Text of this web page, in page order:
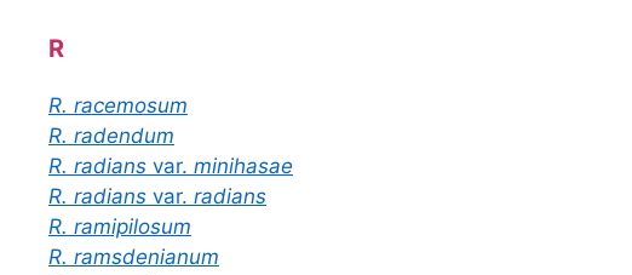
R
R. racemosum
R. radendum
R. radians var. minihasae
R. radians var. radians
R. ramipilosum
R. ramsdenianum